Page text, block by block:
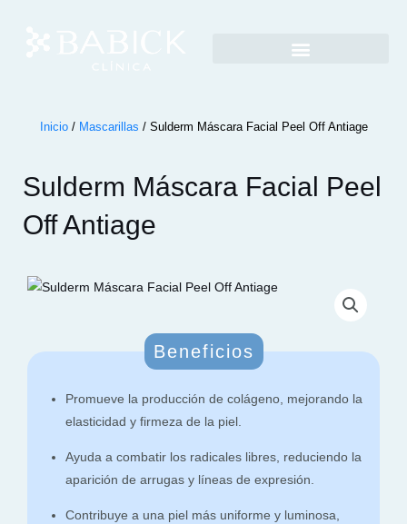
Inicio/ Mascarillas / Sulderm Máscara Facial Peel Off Antiage
Sulderm Máscara Facial Peel
Off Antiage
Beneficios
Promueve la producción de colágeno, mejorando la
elasticidad y firmeza de la piel.
Ayuda a combatir los radicales libres, reduciendo la
aparición de arrugas y líneas de expresión.
Contribuye a una piel más uniforme y luminosa,